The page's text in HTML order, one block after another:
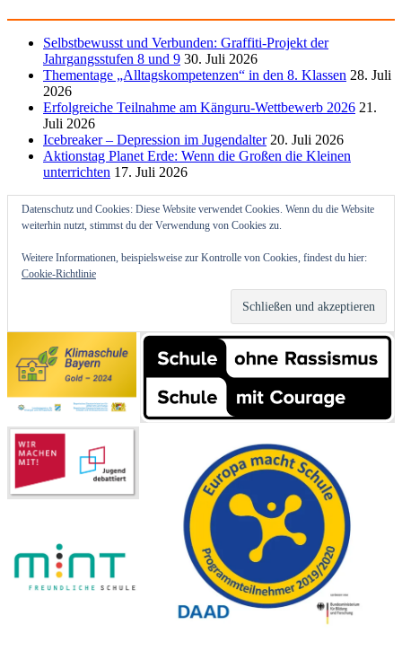
Selbstbewusst und Verbunden: Graffiti-Projekt der
Jahrgangsstufen 8 und 9 30. Juli 2026
Thementage „Alltagskompetenzen“ in den 8. Klassen 28. Juli
2026
Erfolgreiche Teilnahme am Känguru-Wettbewerb 2026 21.
Juli 2026
Icebreaker – Depression im Jugendalter 20. Juli 2026
Aktionstag Planet Erde: Wenn die Großen die Kleinen
unterrichten 17. Juli 2026
Datenschutz und Cookies: Diese Website verwendet Cookies. Wenn du die Website
weiterhin nutzt, stimmst du der Verwendung von Cookies zu.
Weitere Informationen, beispielsweise zur Kontrolle von Cookies, findest du hier:
Cookie-Richtlinie